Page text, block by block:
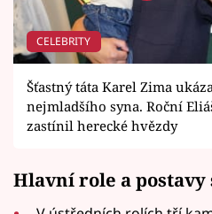
CELEBRITY
Šťastný táta Karel Zima
nejmladšího syna. Roční
zastínil herecké hvězdy
Hlavní role a